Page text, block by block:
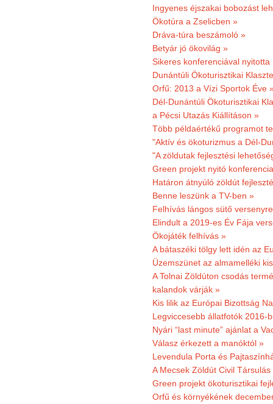
Ingyenes éjszakai bobozást
Ökotúra a Zselicben »
Dráva-túra beszámoló »
Betyár jó ökovilág »
Sikeres konferenciával
Dunántúli Ökoturisztikai
Orfű: 2013 a Vízi Sportok Éve
Dél-Dunántúli Ökoturisztikai
a Pécsi Utazás Kiállításon »
Több példaértékű programot
"Aktív és ökoturizmus a Dél-
"A zöldutak fejlesztési
Green projekt nyitó
Határon átnyúló zöldút
Benne leszünk a TV-ben »
Felhívás lángos sütő
Elindult a 2019-es Év Fája
Ökojáték felhívás »
A bátaszéki tölgy lett idén az
Üzemszünet az almamelléki
A Tolnai Zöldúton csodás
kalandok várják »
Kis lilik az Európai Bizottság
Legviccesebb állatfotók 2016-
Nyári “last minute” ajánlat a
Válasz érkezett a manóktól »
Levendula Porta és
A Mecsek Zöldút Civil
Green projekt ökoturisztikai
Orfű és környékének